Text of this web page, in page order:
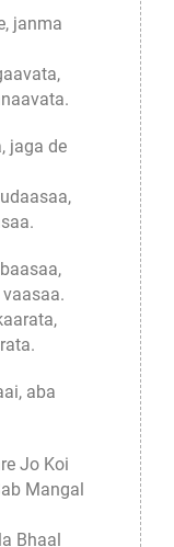
janma
jaga de
aba
Jo Koi
Mangal
Bhaal